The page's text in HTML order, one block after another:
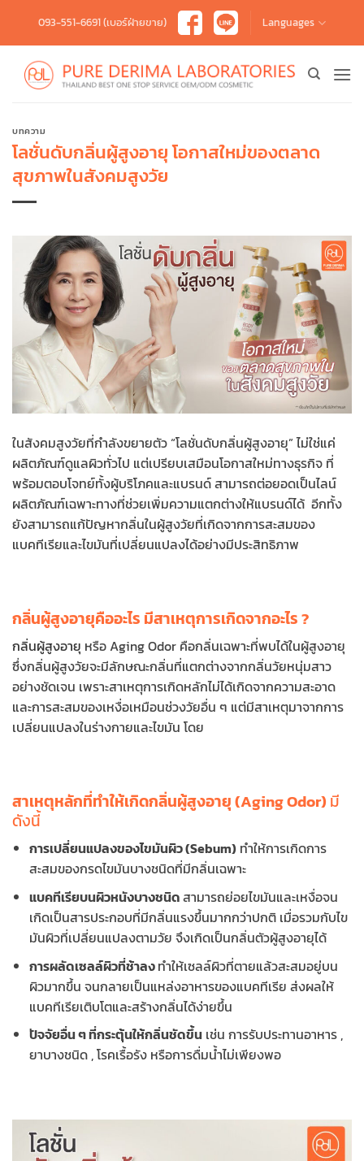
content
093-551-6691 (เบอร์ฝ่ายขาย) Languages
บทความ
โลชั่นดับกลิ่นผู้สูงอายุ โอกาสใหม่ของตลาด
สุขภาพในสังคมสูงวัย
ในสังคมสูงวัยที่กำลังขยายตัว “โลชั่นดับกลิ่นผู้สูงอายุ” ไม่ใช่แค่
ผลิตภัณฑ์ดูแลผิวทั่วไป แต่เปรียบเสมือนโอกาสใหม่ทางธุรกิจ ที่
พร้อมตอบโจทย์ทั้งผู้บริโภคและแบรนด์ สามารถต่อยอดเป็นไลน์
ผลิตภัณฑ์เฉพาะทางที่ช่วยเพิ่มความแตกต่างให้แบรนด์ได้ อีกทั้ง
ยังสามารถแก้ปัญหากลิ่นในผู้สูงวัยที่เกิดจากการสะสมของ
แบคทีเรียและไขมันที่เปลี่ยนแปลงได้อย่างมีประสิทธิภาพ
กลิ่นผู้สูงอายุคืออะไร มีสาเหตุการเกิดจากอะไร ?
กลิ่นผู้สูงอายุ หรือ Aging Odor คือกลิ่นเฉพาะที่พบได้ในผู้สูงอายุ
ซึ่งกลิ่นผู้สูงวัยจะมีลักษณะกลิ่นที่แตกต่างจากกลิ่นวัยหนุ่มสาว
อย่างชัดเจน เพราะสาเหตุการเกิดหลักไม่ได้เกิดจากความสะอาด
และการสะสมของเหงื่อเหมือนช่วงวัยอื่น ๆ แต่มีสาเหตุมาจากการ
เปลี่ยนแปลงในร่างกายและไขมัน โดย
สาเหตุหลักที่ทำให้เกิดกลิ่นผู้สูงอายุ (Aging Odor) มี
ดังนี้
การเปลี่ยนแปลงของไขมันผิว (Sebum)ทำให้การเกิดการ
สะสมของกรดไขมันบางชนิดที่มีกลิ่นเฉพาะ
แบคทีเรียบนผิวหนังบางชนิดสามารถย่อยไขมันและเหงื่อจน
เกิดเป็นสารประกอบที่มีกลิ่นแรงขึ้นมากกว่าปกติ เมื่อรวมกับไข
มันผิวที่เปลี่ยนแปลงตามวัย จึงเกิดเป็นกลิ่นตัวผู้สูงอายุได้
การผลัดเซลล์ผิวที่ช้าลงทำให้เซลล์ผิวที่ตายแล้วสะสมอยู่บน
ผิวมากขึ้น จนกลายเป็นแหล่งอาหารของแบคทีเรีย ส่งผลให้
แบคทีเรียเติบโตและสร้างกลิ่นได้ง่ายขึ้น
ปัจจัยอื่น ๆ ที่กระตุ้นให้กลิ่นชัดขึ้นเช่น การรับประทานอาหาร ,
ยาบางชนิด , โรคเรื้อรัง หรือการดื่มน้ำไม่เพียงพอ